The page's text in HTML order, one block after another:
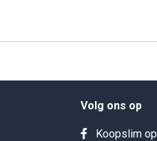
Volg ons op
Koopslim op